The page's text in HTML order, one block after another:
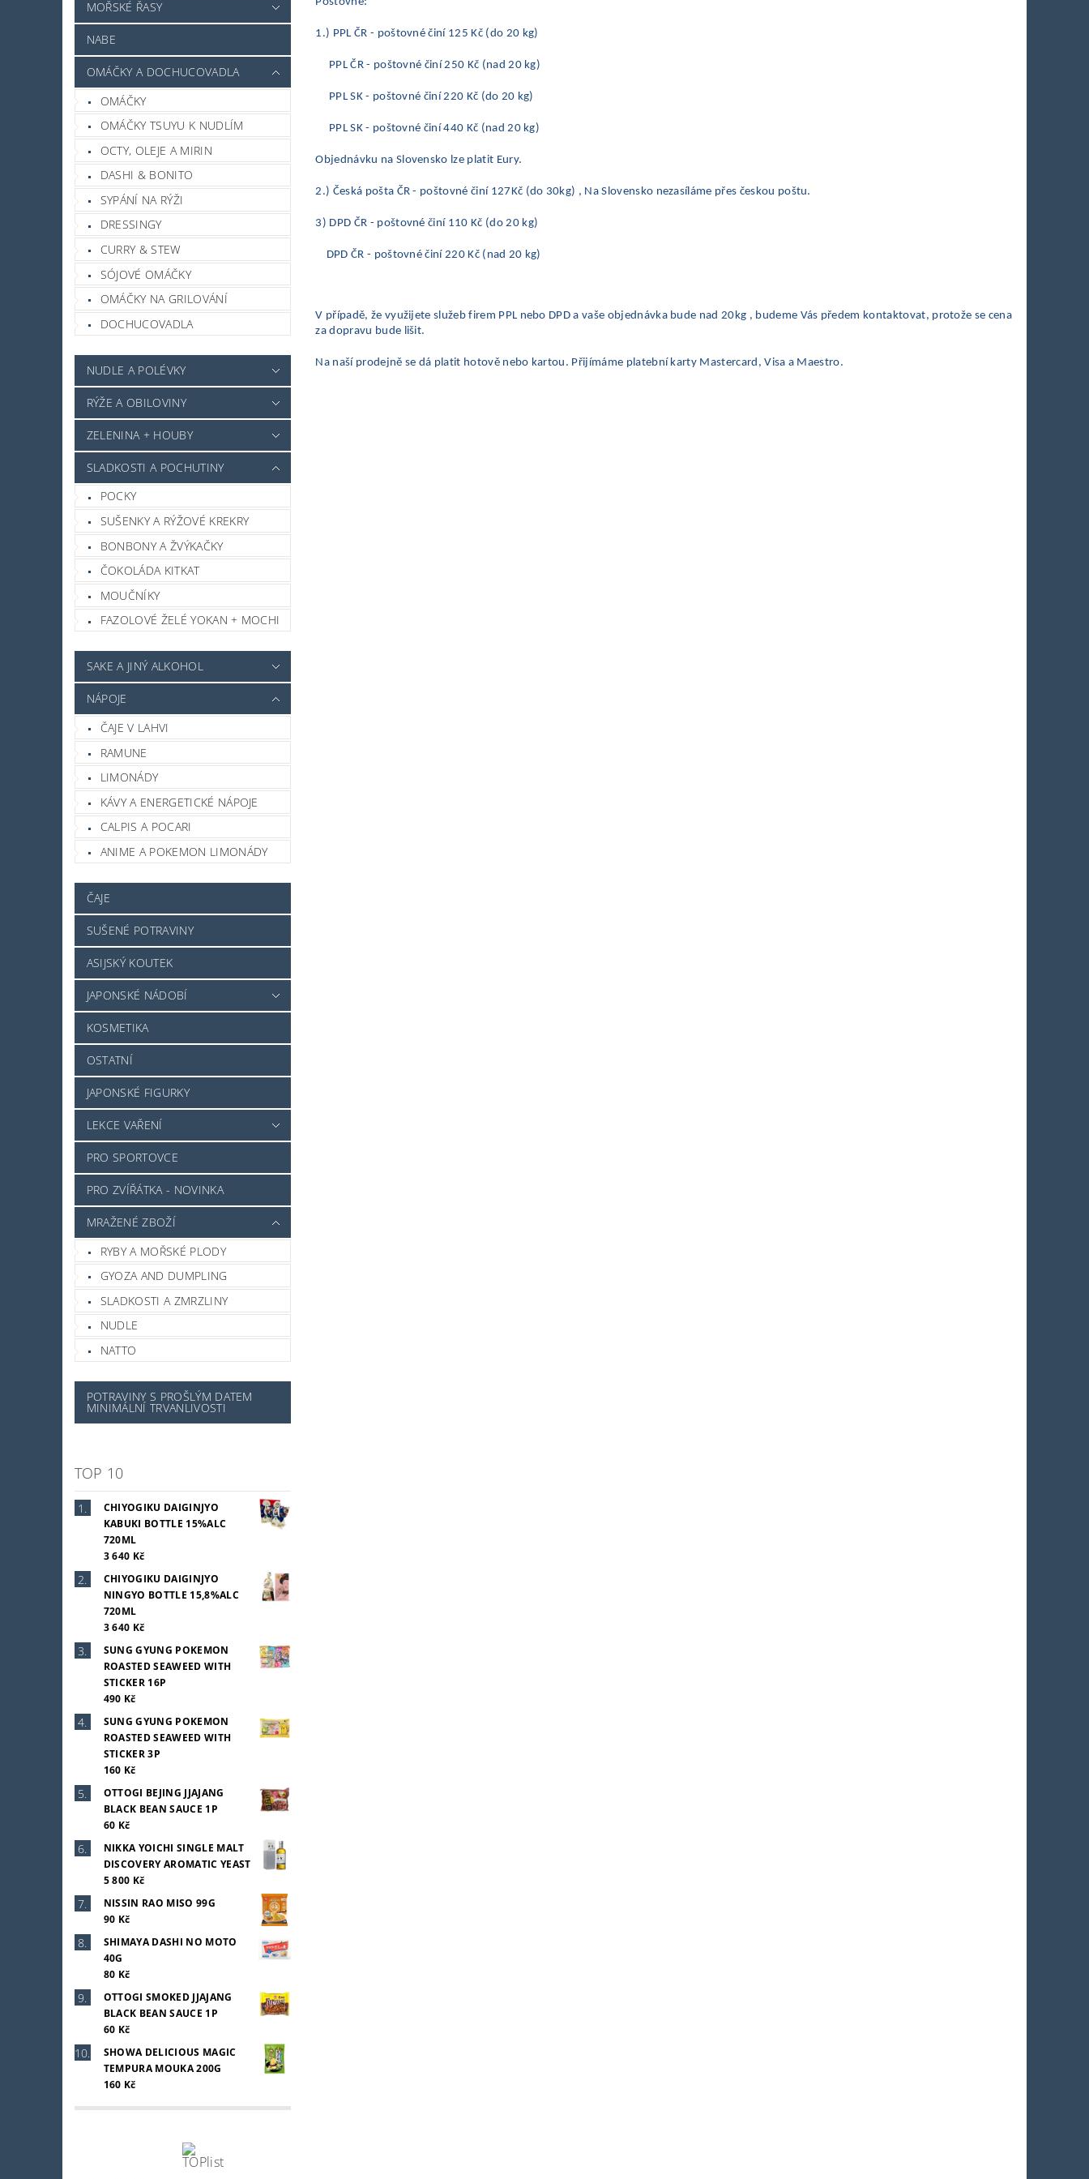
MOŘSKÉ ŘASY
NABE
OMÁČKY A DOCHUCOVADLA
OMÁČKY
OMÁČKY TSUYU K NUDLÍM
OCTY, OLEJE A MIRIN
DASHI & BONITO
SYPÁNÍ NA RÝŽI
DRESSINGY
CURRY & STEW
SÓJOVÉ OMÁČKY
OMÁČKY NA GRILOVÁNÍ
DOCHUCOVADLA
NUDLE A POLÉVKY
RÝŽE A OBILOVINY
ZELENINA + HOUBY
SLADKOSTI A POCHUTINY
POCKY
SUŠENKY A RÝŽOVÉ KREKRY
BONBONY A ŽVÝKAČKY
ČOKOLÁDA KITKAT
MOUČNÍKY
FAZOLOVÉ ŽELÉ YOKAN + MOCHI
SAKE A JINÝ ALKOHOL
NÁPOJE
ČAJE V LAHVI
RAMUNE
LIMONÁDY
KÁVY A ENERGETICKÉ NÁPOJE
CALPIS A POCARI
ANIME A POKEMON LIMONÁDY
ČAJE
SUŠENÉ POTRAVINY
ASIJSKÝ KOUTEK
JAPONSKÉ NÁDOBÍ
KOSMETIKA
OSTATNÍ
JAPONSKÉ FIGURKY
LEKCE VAŘENÍ
PRO SPORTOVCE
PRO ZVÍŘÁTKA - NOVINKA
MRAŽENÉ ZBOŽÍ
RYBY A MOŘSKÉ PLODY
GYOZA AND DUMPLING
SLADKOSTI A ZMRZLINY
NUDLE
NATTO
POTRAVINY S PROŠLÝM DATEM
MINIMÁLNÍ TRVANLIVOSTI
TOP 10
CHIYOGIKU DAIGINJYO
KABUKI BOTTLE 15%ALC
720ML
3 640 Kč
CHIYOGIKU DAIGINJYO
NINGYO BOTTLE 15,8%ALC
720ML
3 640 Kč
SUNG GYUNG POKEMON
ROASTED SEAWEED WITH
STICKER 16P
490 Kč
SUNG GYUNG POKEMON
ROASTED SEAWEED WITH
STICKER 3P
160 Kč
OTTOGI BEJING JJAJANG
BLACK BEAN SAUCE 1P
60 Kč
NIKKA YOICHI SINGLE MALT
DISCOVERY AROMATIC YEAST
5 800 Kč
NISSIN RAO MISO 99G
90 Kč
SHIMAYA DASHI NO MOTO
40G
80 Kč
OTTOGI SMOKED JJAJANG
BLACK BEAN SAUCE 1P
60 Kč
SHOWA DELICIOUS MAGIC
TEMPURA MOUKA 200G
160 Kč
1.) PPL ČR - poštovné činí 125 Kč (do 20 kg)
PPL ČR - poštovné činí 250 Kč (nad 20 kg)
PPL SK - poštovné činí 220 Kč (do 20 kg)
PPL SK - poštovné činí 440 Kč (nad 20 kg)
Objednávku na Slovensko lze platit Eury.
2.) Česká pošta ČR - poštovné činí 127Kč (do 30kg) , Na Slovensko nezasíláme přes českou poštu.
3) DPD ČR - poštovné činí 110 Kč (do 20 kg)
DPD ČR - poštovné činí 220 Kč (nad 20 kg)
V případě, že využijete služeb firem PPL nebo DPD a vaše objednávka bude nad 20kg , budeme Vás předem kontaktovat, protože se cena
za dopravu bude lišit.
Na naší prodejně se dá platit hotově nebo kartou. Přijímáme platební karty Mastercard, Visa a Maestro.